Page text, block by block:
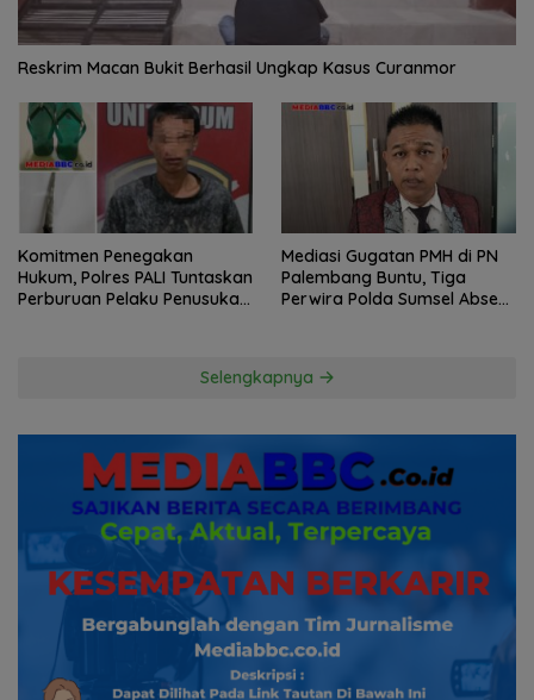
Reskrim Macan Bukit Berhasil Ungkap Kasus Curanmor
Komitmen Penegakan
Hukum, Polres PALI Tuntaskan
Perburuan Pelaku Penusukan
Mediasi Gugatan PMH di PN
Palembang Buntu, Tiga
Perwira Polda Sumsel Absen,
Selengkapnya